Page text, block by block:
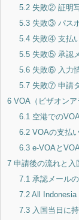
5.2失敗② 証明
5.3失敗③ パス
5.4失敗④ 支払い
5.5失敗⑤ 承認
5.6失敗⑥ 入力情
5.7失敗⑦ 申請
6 VOA（ビザオン
6.1 空港での
6.2VOAの支払
6.3e-VOAと
7 申請後の流れと入
7.1 承認メール
7.2All Indonesia
7.3入国当日に